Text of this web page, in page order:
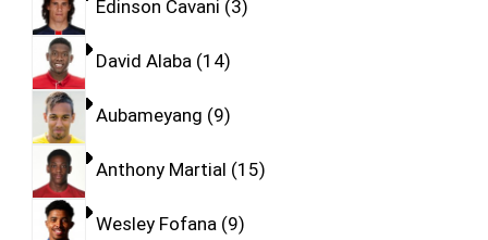
Edinson Cavani 3
David Alaba 14
Aubameyang 9
Anthony Martial 15
Wesley Fofana 9